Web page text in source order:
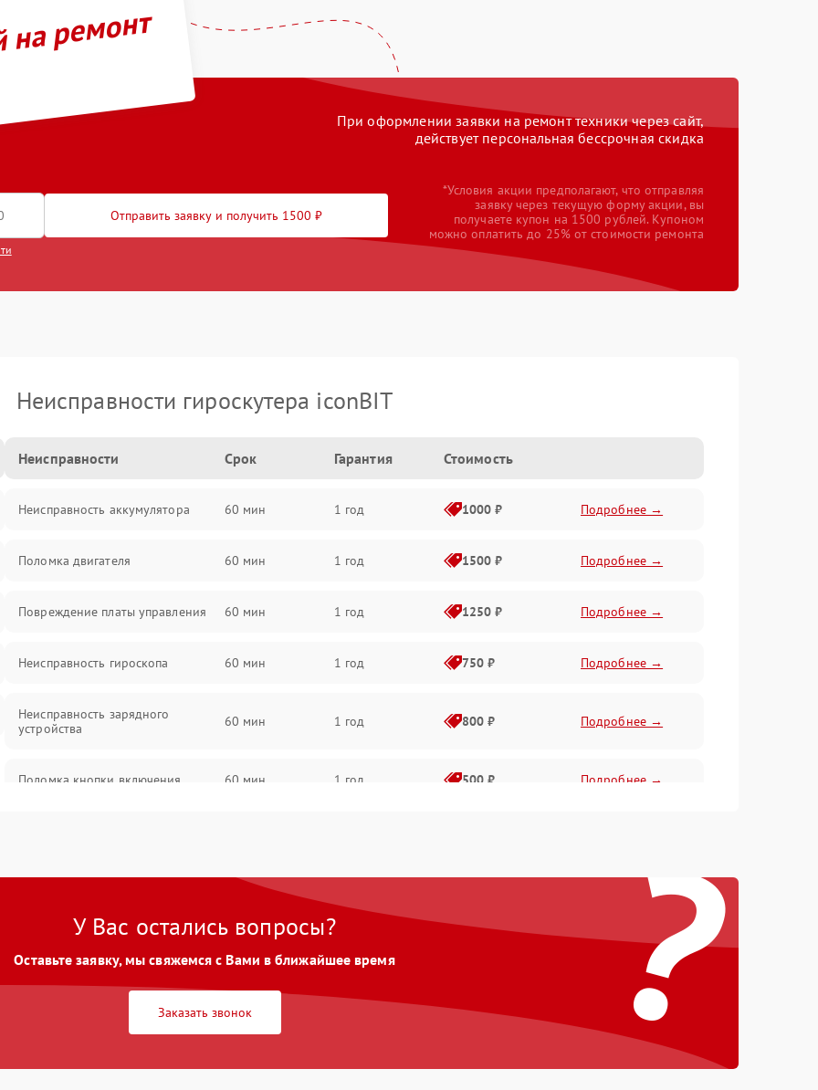
ремонт
При оформлении заявки на ремонт техники через сайт,
действует персональная бессрочная скидка
Отправить заявку и получить 1500 ₽
*Условия акции предполагают, что отправляя
заявку через текущую форму акции, вы
получаете купон на 1500 рублей. Купоном
можно оплатить до 25% от стоимости ремонта
Неисправности гироскутера iconBIT
Неисправности Срок Гарантия Стоимость
Неисправность аккумулятора 60 мин 1 год 1000 ₽ Подробнее →
Поломка двигателя 60 мин 1 год 1500 ₽ Подробнее →
Повреждение платы управления 60 мин 1 год 1250 ₽ Подробнее →
Неисправность гироскопа 60 мин 1 год 750 ₽ Подробнее →
Неисправность зарядного
устройства
60 мин 1 год 800 ₽ Подробнее →
Поломка кнопки включения 60 мин 1 год 500 ₽ Подробнее →
Поломка разъема для зарядки 60 мин 1 год 750 ₽ Подробнее →
Повреждение проводов 60 мин 650 ₽
Неисправность светодиодной
60 мин Подробнее →
?
У Вас остались вопросы?
Оставьте заявку, мы свяжемся с Вами в ближайшее время
Заказать звонок